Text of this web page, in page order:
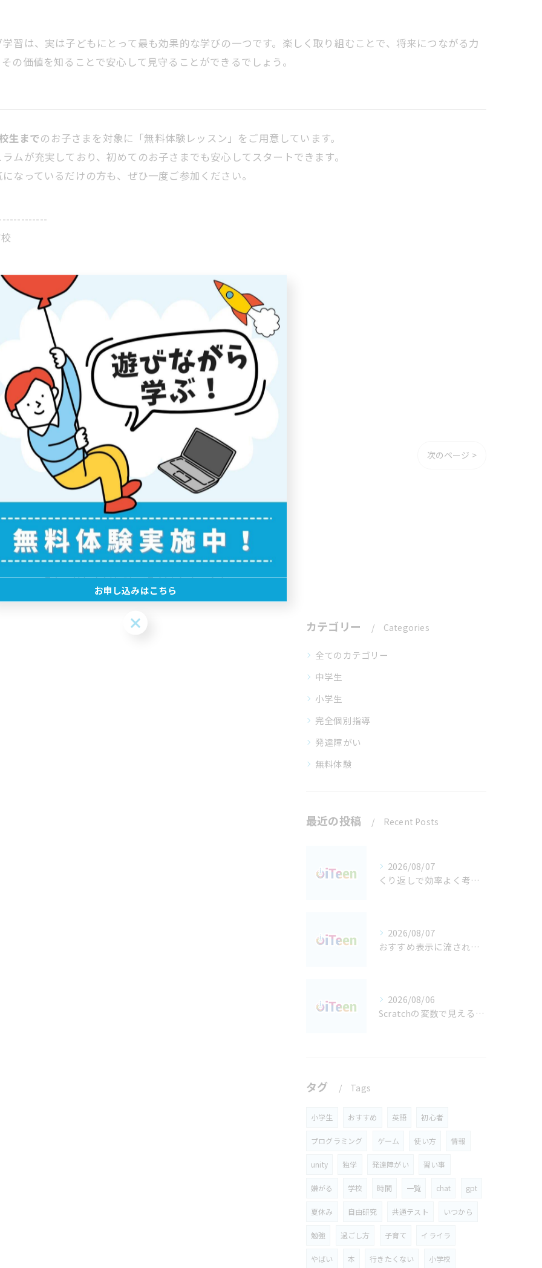
習は、実は子どもにとって最も効果的な学びの一つです。楽しく取り組むことで、将来につながる力
の価値を知ることで安心して見守ることができるでしょう。
生までのお子さまを対象に「無料体験レッスン」をご用意しています。
ムが充実しており、初めてのお子さまでも安心してスタートできます。
なっているだけの方も、ぜひ一度ご参加ください。
一覧に戻る 次のページ >
関連タグ
#ゲームしてるだけ #プログラミング
カテゴリー Categories
全てのカテゴリー
中学生
小学生
完全個別指導
発達障がい
無料体験
最近の投稿 Recent Posts
2026/08/07
くり返しで効率よく考える 都島区の子どものプログラミング学習
2026/08/07
おすすめ表示に流されない 都島区で育てる子どものネット判断力
2026/08/06
Scratchの変数で見える化する 都島区で育てるデータに強い考える力
タグ Tags
小学生 おすすめ 英語 初心者
プログラミング ゲーム 使い方 情報
unity 独学 発達障がい 習い事
嫌がる 学校 時間 一覧 chat gpt
夏休み 自由研究 共通テスト いつから
勉強 過ごし方 子育て イライラ
やばい 本 行きたくない 小学校
お申し込みはこちら
お申し込みはこちら